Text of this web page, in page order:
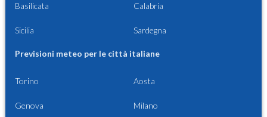
Basilicata Calabria
Sicilia Sardegna
Previsioni meteo per le città italiane
Torino Aosta
Genova Milano